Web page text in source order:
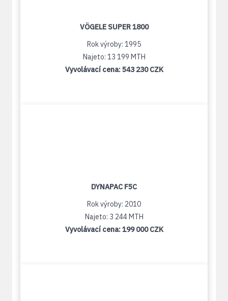
VÖGELE SUPER 1800
Rok výroby: 1995
Najeto: 13 199 MTH
Vyvolávací cena:543 230 CZK
DYNAPAC F5C
Rok výroby: 2010
Najeto: 3 244 MTH
Vyvolávací cena:199 000 CZK